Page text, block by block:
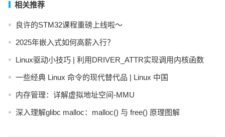
相关推荐
良许的STM32课程重磅上线啦～
2025年嵌入式如何高薪入行？
Linux驱动小技巧 | 利用DRIVER_ATTR实现调用内核函数
一些经典 Linux 命令的现代替代品 | Linux 中国
内存管理：详解虚拟地址空间-MMU
深入理解glibc malloc：malloc() 与 free() 原理图解